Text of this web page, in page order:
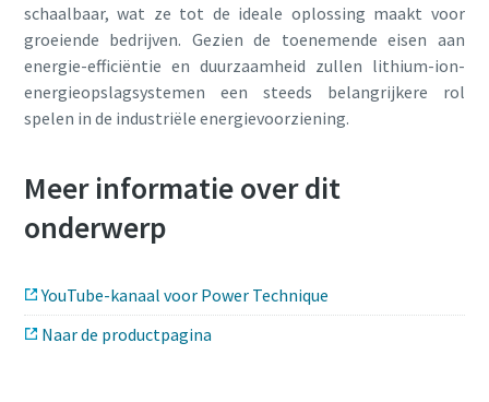
schaalbaar, wat ze tot de ideale oplossing maakt voor
groeiende bedrijven. Gezien de toenemende eisen aan
energie-efficiëntie en duurzaamheid zullen lithium-ion-
energieopslagsystemen een steeds belangrijkere rol
spelen in de industriële energievoorziening.
Meer informatie over dit
onderwerp
YouTube-kanaal voor Power Technique
Naar de productpagina